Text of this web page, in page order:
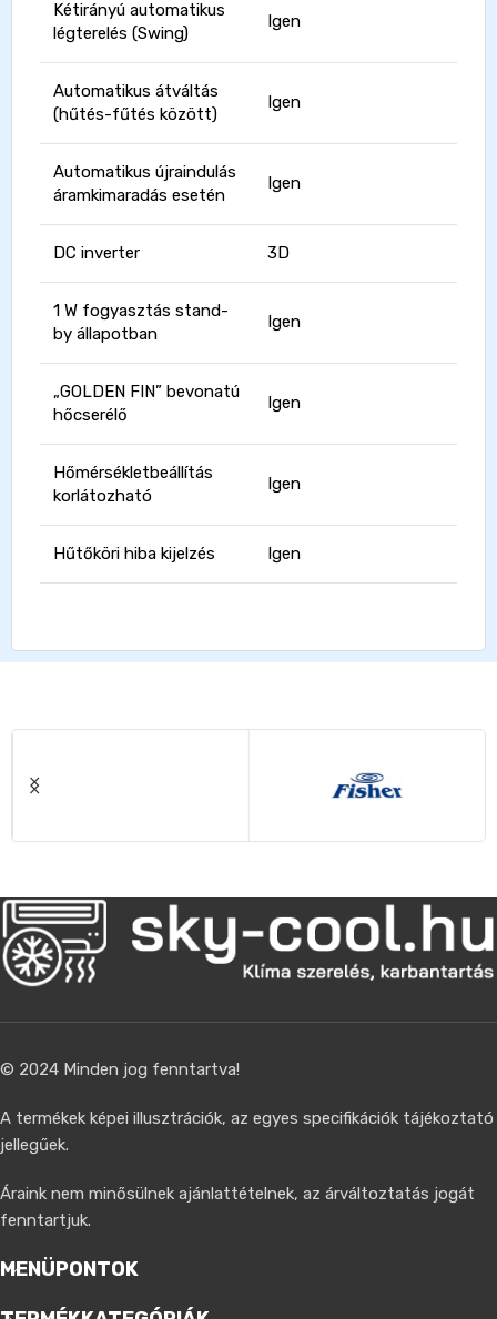
Kétirányú automatikus
légterelés (Swing)
Igen
Automatikus átváltás
(hűtés-fűtés között)
Igen
Automatikus újraindulás
áramkimaradás esetén
Igen
DC inverter 3D
1 W fogyasztás stand-
by állapotban
Igen
„GOLDEN FIN” bevonatú
hőcserélő
Igen
Hőmérsékletbeállítás
korlátozható
Igen
Hűtőköri hiba kijelzés Igen
© 2024 Minden jog fenntartva!
A termékek képei illusztrációk, az egyes specifikációk tájékoztató
jellegűek.
Áraink nem minősülnek ajánlattételnek, az árváltoztatás jogát
fenntartjuk.
MENÜPONTOK